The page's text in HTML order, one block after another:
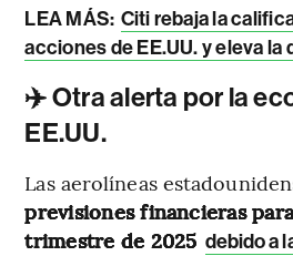
LEA MÁS: Citi rebaja la
acciones de EE.UU. y eleva la
✈️ Otra alerta por la
EE.UU.
Las aerolíneas
previsiones financieras
trimestre de 2025 debido a